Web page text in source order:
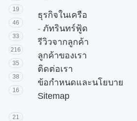
19
46
33
216
35
38
16
21
ธุรกิจในเครือ
- ภัทรินทร์ฟู้ด
รีวิวจากลูกค้า
ลูกค้าของเรา
ติดต่อเรา
ข้อกำหนดและนโยบาย
Sitemap